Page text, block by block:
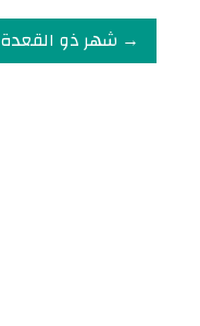
→ شهر ذو القعدة 1491